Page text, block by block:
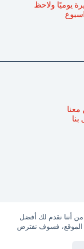
أننا نقدم لك أفضل
الموقع، فسوف نفترض
يوميًا ولاحظ
2025
معنا
بنا